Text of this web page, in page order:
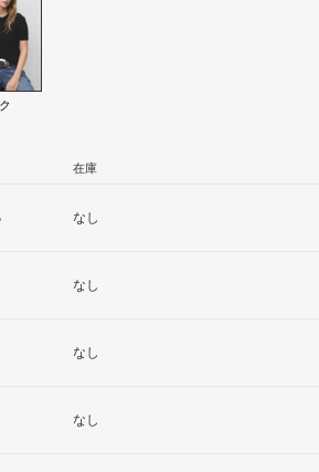
在庫
なし
なし
なし
なし